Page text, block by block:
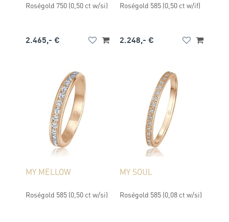
Roségold 750 (0,50 ct w/si)
2.465,- €
Roségold 585 (0,50 ct w/if)
2.248,- €
MY MELLOW
Roségold 585 (0,50 ct w/si)
MY SOUL
Roségold 585 (0,08 ct w/si)